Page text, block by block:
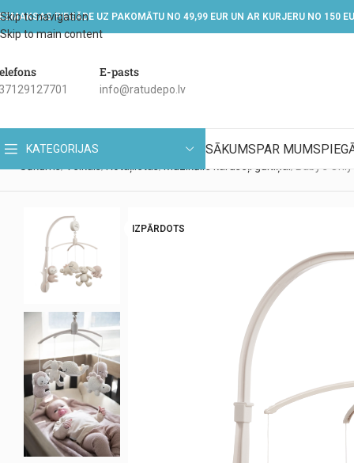
Skip to navigation
Skip to main content
PIEGĀDE UZ PAKOMĀTU NO 49,99 EUR UN AR KURJERU NO 150
E-pasts
info@ratudepo.lv
KATEGORIJAS SĀKUMSPAR MUMS
IZPĀRDOTS